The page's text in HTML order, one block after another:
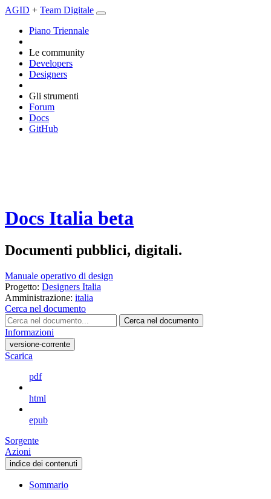
AGID + Team Digitale
Piano Triennale
Le community
Developers
Designers
Gli strumenti
Forum
Docs
GitHub
Docs Italia beta
Documenti pubblici, digitali.
Manuale operativo di design
Progetto: Designers Italia
Amministrazione: italia
Cerca nel documento
Cerca nel documento
Informazioni
versione-corrente
Scarica
pdf
html
epub
Sorgente
Azioni
indice dei contenuti
Sommario